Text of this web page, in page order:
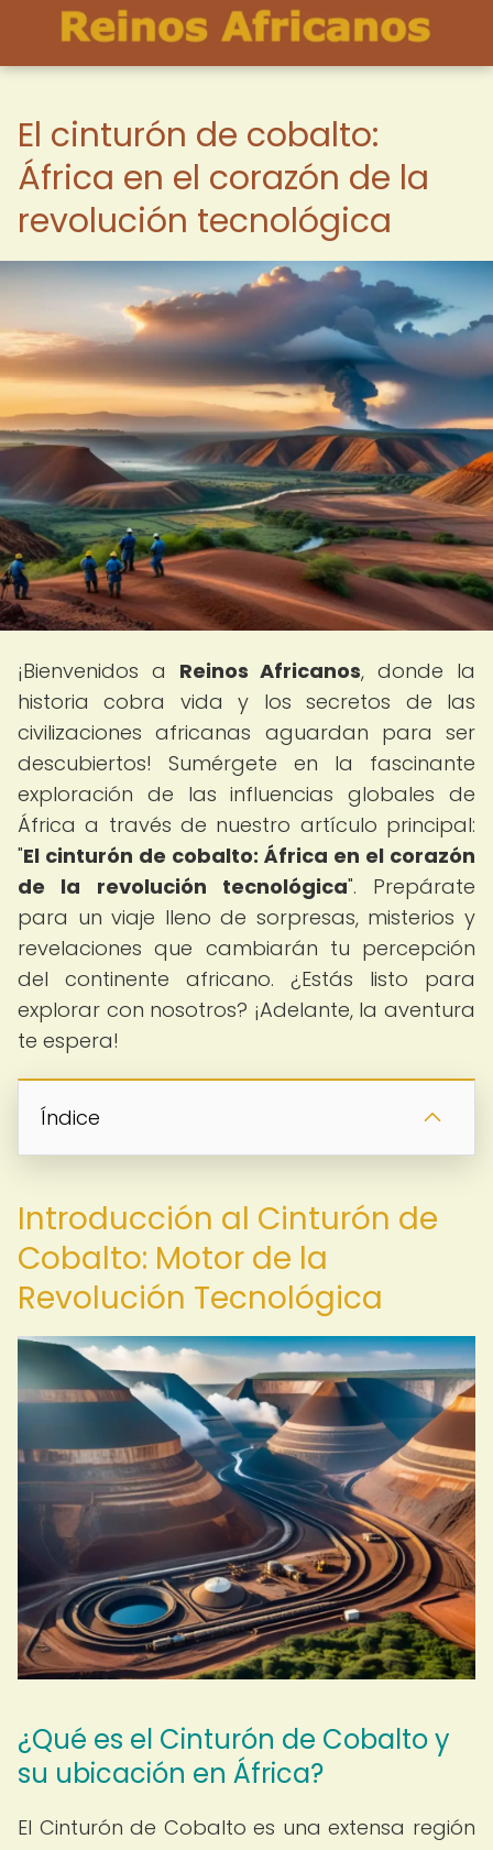
El cinturón de cobalto:
África en el corazón de la
revolución tecnológica
¡Bienvenidos a Reinos Africanos, donde la
historia cobra vida y los secretos de las
civilizaciones africanas aguardan para ser
descubiertos! Sumérgete en la fascinante
exploración de las influencias globales de
África a través de nuestro artículo principal:
"El cinturón de cobalto: África en el corazón
de la revolución tecnológica". Prepárate
para un viaje lleno de sorpresas, misterios y
revelaciones que cambiarán tu percepción
del continente africano. ¿Estás listo para
explorar con nosotros? ¡Adelante, la aventura
te espera!
Índice
Introducción al Cinturón de
Cobalto: Motor de la
Revolución Tecnológica
¿Qué es el Cinturón de Cobalto y
su ubicación en África?
El Cinturón de Cobalto es una extensa región